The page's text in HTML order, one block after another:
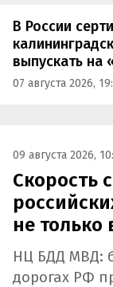
В России
выпускать на
07 августа 2026,
09 августа 2026,
Скорость
не
НЦ БДД МВД:
дорогах РФ